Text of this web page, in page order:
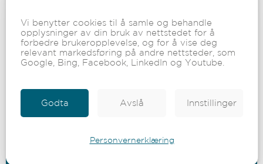
Vi benytter cookies til å samle og behandle
opplysninger av din bruk av nettstedet for å
forbedre brukeropplevelse, og for å vise deg
relevant markedsføring på andre nettsteder, som
Google, Bing, Facebook, LinkedIn og Youtube.
Godta Avslå Innstillinger
Personvernerklæring